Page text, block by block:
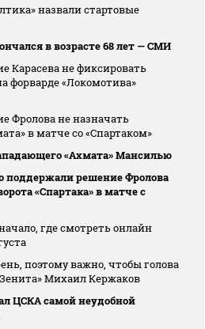
назвали стартовые
в возрасте 68 лет — СМИ
Карасева не фиксировать
форварде «Локомотива»
Фролова не назначать
в матче со «Спартаком»
«Ахмата» Мансилью
поддержали решение Фролова
«Спартака» в матче с
где смотреть онлайн
поэтому важно, чтобы голова
Михаил Кержаков
ЦСКА самой неудобной